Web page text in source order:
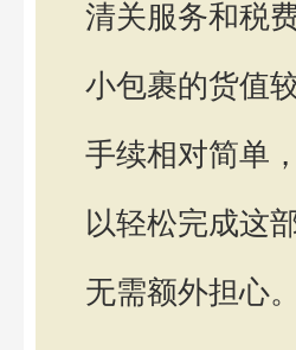
清关服务和税
小包裹的货值
手续相对简单
以轻松完成这
无需额外担心。